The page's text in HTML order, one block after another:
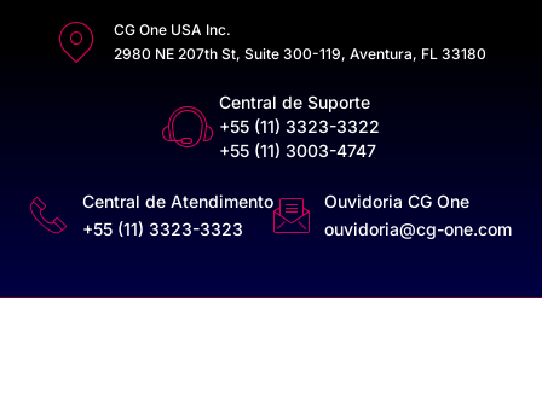
CG One USA Inc.
2980 NE 207th St, Suite 300-119, Aventura, FL 33180
Central de Suporte
+55 (11) 3323-3322
+55 (11) 3003-4747
Central de Atendimento
+55 (11) 3323-3323
Ouvidoria CG One
ouvidoria@cg-one.com